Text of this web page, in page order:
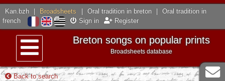
Kan.bzh Broadsheets Oral tradition in breton
Oral tradition in
french
Sign in Register
Menu
Breton songs on popular prints
Broadsheets database
Back to search